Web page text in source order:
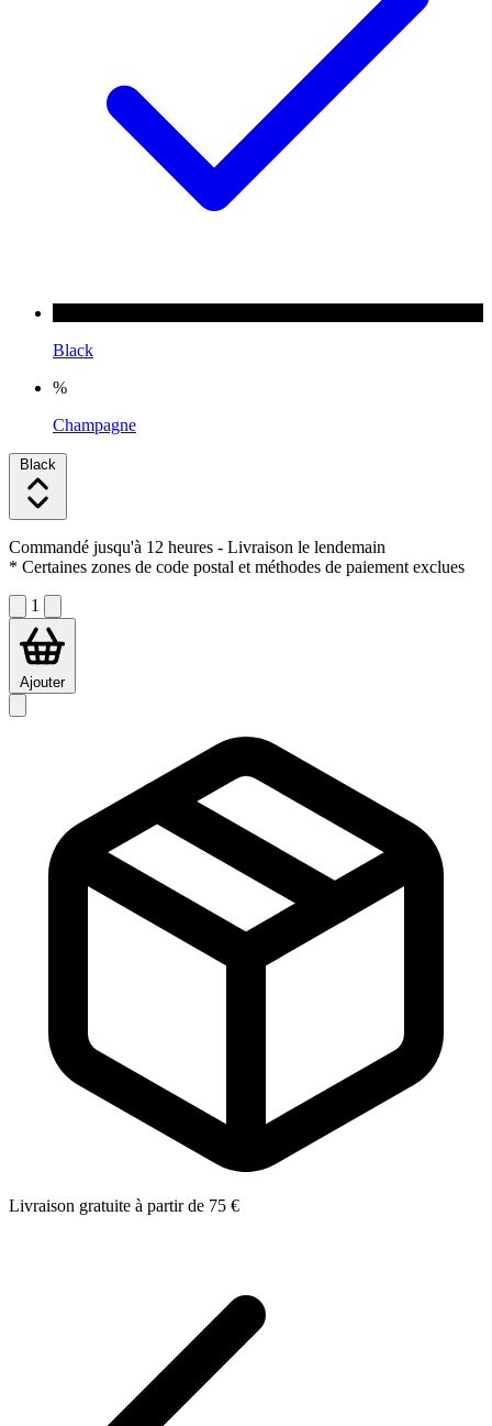
Black
%
Champagne
Black
Commandé jusqu'à 12 heures - Livraison le lendemain
* Certaines zones de code postal et méthodes de paiement exclues
1
Ajouter
Livraison gratuite à partir de 75 €